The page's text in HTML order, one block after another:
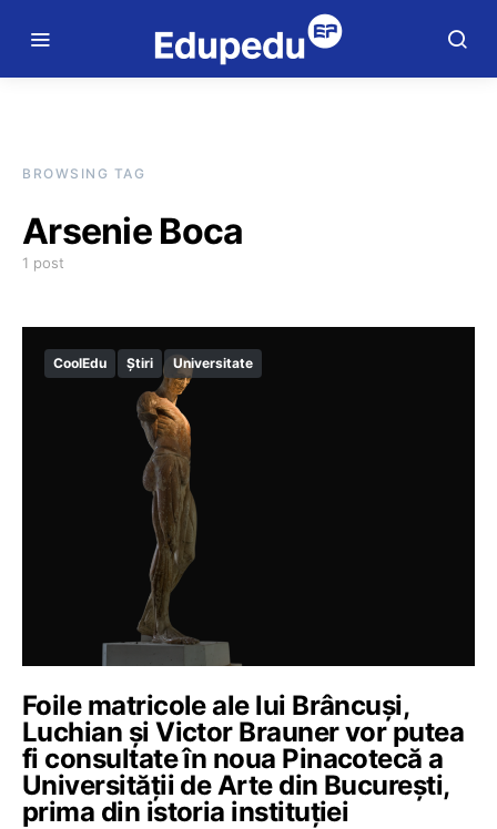
BROWSING TAG
Arsenie Boca
1 post
CoolEdu Știri Universitate
Foile matricole ale lui Brâncuși,
Luchian și Victor Brauner vor putea
fi consultate în noua Pinacotecă a
Universității de Arte din București,
prima din istoria instituției